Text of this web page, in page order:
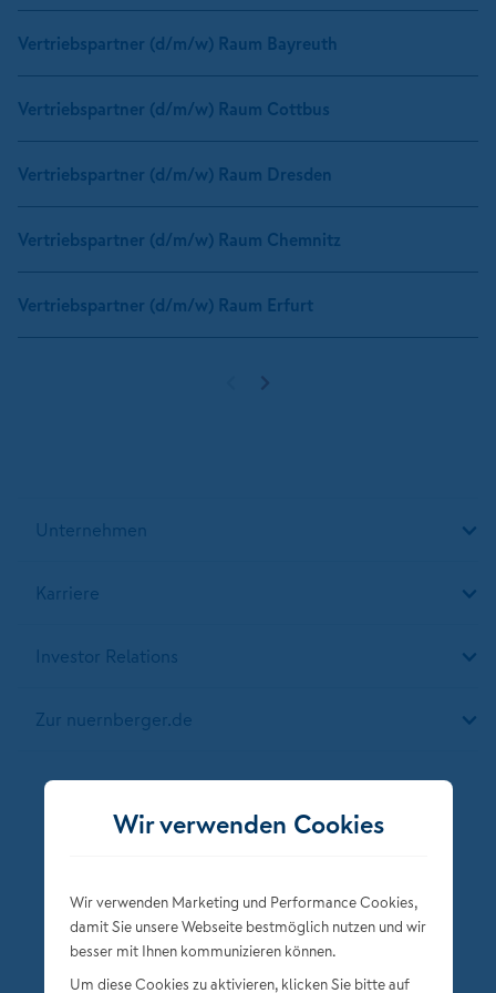
Vertriebspartner (d/m/w) Raum Bayreuth
Vertriebspartner (d/m/w) Raum Cottbus
Vertriebspartner (d/m/w) Raum Dresden
Vertriebspartner (d/m/w) Raum Chemnitz
Vertriebspartner (d/m/w) Raum Erfurt
Vorherige Seite
Unternehmen
Karriere
Investor Relations
Zur nuernberger.de
Wir verwenden Cookies
Wir verwenden Marketing und Performance Cookies,
damit Sie unsere Webseite bestmöglich nutzen und wir
besser mit Ihnen kommunizieren können.
Um diese Cookies zu aktivieren, klicken Sie bitte auf